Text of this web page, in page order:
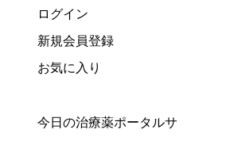
ログイン
新規会員登録
お気に入り
今日の治療薬ポータルサ